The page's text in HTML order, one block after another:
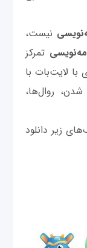
نیست،
تمرکز
با لایت‌بات با
روال‌ها،
زیر دانلود